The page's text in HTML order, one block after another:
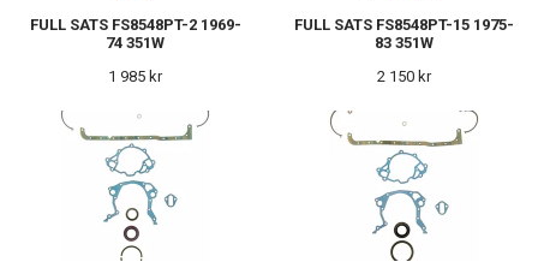
FULL SATS FS8548PT-2 1969-
74 351W
1 985 kr
FULL SATS FS8548PT-15 1975-
83 351W
2 150 kr